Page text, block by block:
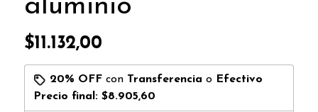
aluminio
$11.132,00
20% OFFcon Transferencia o Efectivo
Precio final: $8.905,60